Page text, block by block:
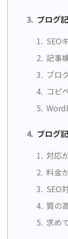
ブログ
SEO
記事
ブロ
コピ
ブログ
対応
料金
SEO
質の
求め